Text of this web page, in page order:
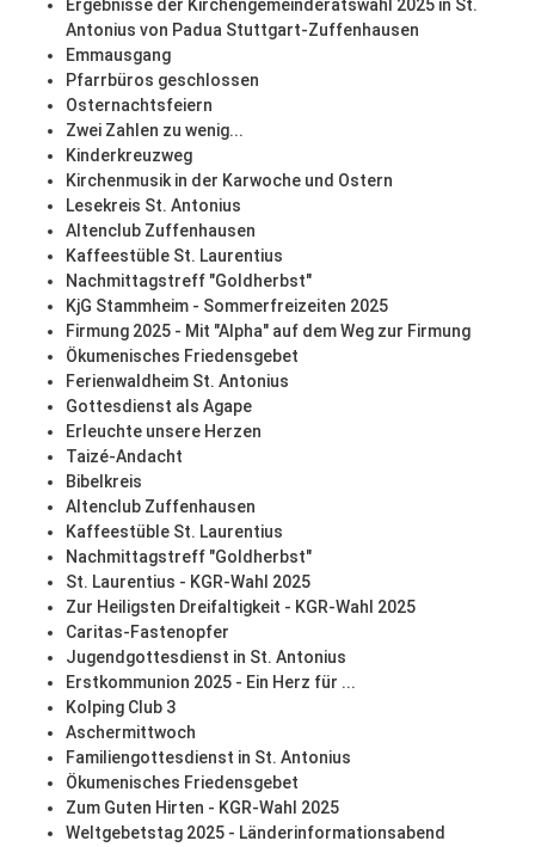
Ergebnisse der Kirchengemeinderatswahl 2025 in St.
Antonius von Padua Stuttgart-Zuffenhausen
Emmausgang
Pfarrbüros geschlossen
Osternachtsfeiern
Zwei Zahlen zu wenig...
Kinderkreuzweg
Kirchenmusik in der Karwoche und Ostern
Lesekreis St. Antonius
Altenclub Zuffenhausen
Kaffeestüble St. Laurentius
Nachmittagstreff "Goldherbst"
KjG Stammheim - Sommerfreizeiten 2025
Firmung 2025 - Mit "Alpha" auf dem Weg zur Firmung
Ökumenisches Friedensgebet
Ferienwaldheim St. Antonius
Gottesdienst als Agape
Erleuchte unsere Herzen
Taizé-Andacht
Bibelkreis
Altenclub Zuffenhausen
Kaffeestüble St. Laurentius
Nachmittagstreff "Goldherbst"
St. Laurentius - KGR-Wahl 2025
Zur Heiligsten Dreifaltigkeit - KGR-Wahl 2025
Caritas-Fastenopfer
Jugendgottesdienst in St. Antonius
Erstkommunion 2025 - Ein Herz für ...
Kolping Club 3
Aschermittwoch
Familiengottesdienst in St. Antonius
Ökumenisches Friedensgebet
Zum Guten Hirten - KGR-Wahl 2025
Weltgebetstag 2025 - Länderinformationsabend